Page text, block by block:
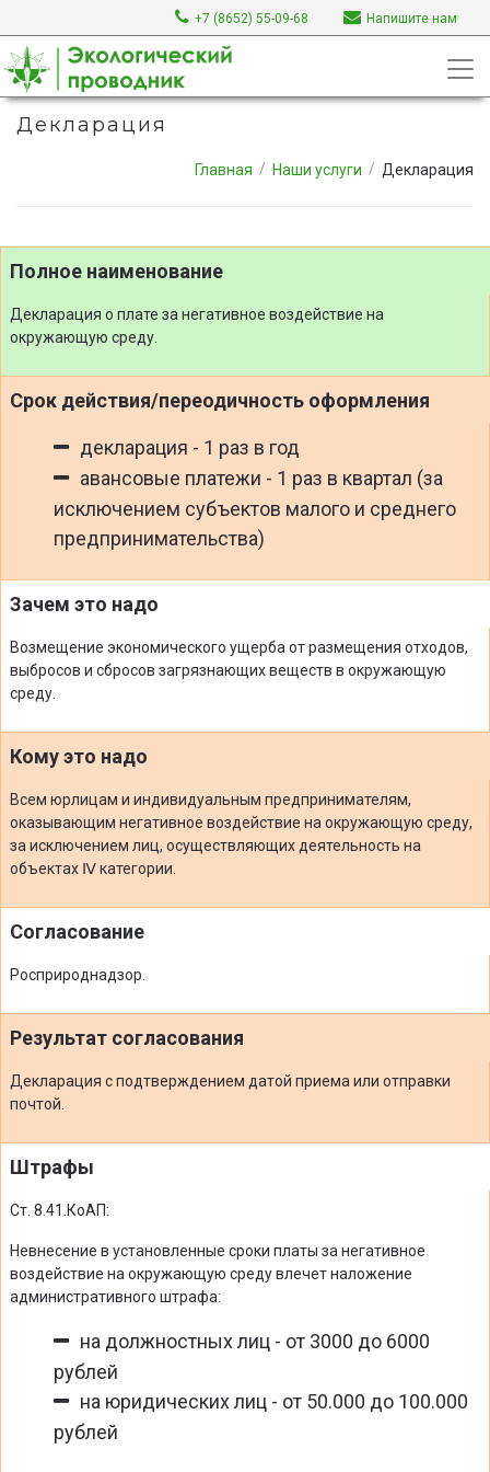
+7 (8652) 55-09-68 Напишите нам
Декларация
Главная Наши услуги Декларация
Полное наименование
Декларация о плате за негативное воздействие на
окружающую среду.
Срок действия/переодичность оформления
декларация - 1 раз в год
авансовые платежи - 1 раз в квартал (за
исключением субъектов малого и среднего
предпринимательства)
Зачем это надо
Возмещение экономического ущерба от размещения отходов,
выбросов и сбросов загрязнающих веществ в окружающую
среду.
Кому это надо
Всем юрлицам и индивидуальным предпринимателям,
оказывающим негативное воздействие на окружающую среду,
за исключением лиц, осуществляющих деятельность на
объектах Ⅳ категории.
Согласование
Росприроднадзор.
Результат согласования
Декларация с подтверждением датой приема или отправки
почтой.
Штрафы
Ст. 8.41.КоАП:
Невнесение в установленные сроки платы за негативное
воздействие на окружающую среду влечет наложение
административного штрафа:
на должностных лиц - от 3000 до 6000
рублей
на юридических лиц - от 50.000 до 100.000
рублей